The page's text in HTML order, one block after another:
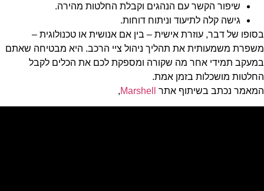
שיפור הקשר עם הנהגים וקבלת החלטות מהירה.
גישה קלה לתיעוד וניתוח דוחות.
בסופו של דבר, עוזרת אישית – בין אם אנושית או טכנולוגית –
משפרת משמעותית את תהליך ניהול ציי הרכב. היא מבטיחה שאתם
במעקב תמידי אחר מה שקורה ומספקת לכם את הכלים לקבל
החלטות מושכלות בזמן אמת.
המאמר נכתב בשיתוף אתר
Marshell
,